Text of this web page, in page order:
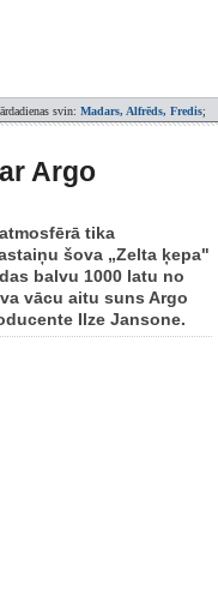
svin: Madars, Alfrēds, Fredis;
Argo
tika
šova „Zelta ķepa"
balvu 1000 latu no
vācu aitu suns Argo
Ilze Jansone.